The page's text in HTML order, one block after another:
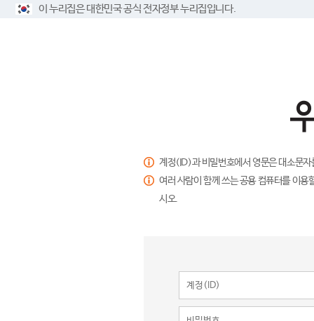
이 누리집은 대한민국 공식 전자정부 누리집입니다.
계정(ID)과 비밀번호에서 영문은 대소문
여러 사람이 함께 쓰는 공용 컴퓨터를 이
시오.